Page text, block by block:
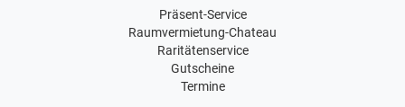
Präsent-Service
Raumvermietung-Chateau
Raritätenservice
Gutscheine
Termine